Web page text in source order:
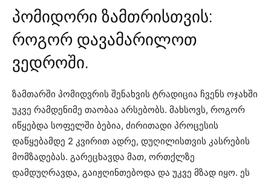
პომიდორი ზამთრისთვის:
როგორ დავამარილოთ
ვედროში.
ზამთარში პომიდვრის შენახვის ტრადიცია ჩვენს ოჯახში
უკვე რამდენიმე თაობაა არსებობს. მახსოვს, როგორ
იწყებდა სოფელში ბებია, ძირითადი პროცესის
დაწყებამდე 2 კვირით ადრე, დუღილისთვის კასრების
მომზადებას. გარეცხავდა მათ, ორთქლზე
დამდუღრავდა, გაიჟღინთებოდა და უკვე მზად იყო. ეს